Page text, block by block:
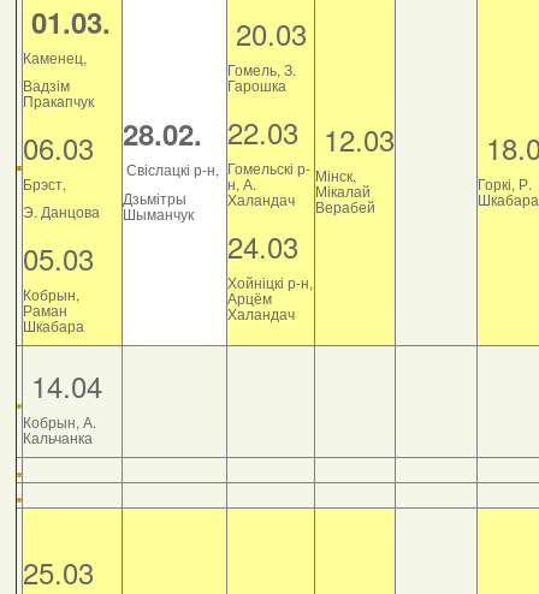
01.03.
Каменец,
Вадзім
Пракапчук
06.03
Брэст,
Э. Данцова
05.03
Кобрын,
Раман
Шкабара
28.02.
Свіслацкі р-н,
Дзьмітры
Шыманчук
20.03
Гомель, З.
Гарошка
22.03
Гомельскі р-
н, А.
Халандач
24.03
Хойніцкі р-н,
Арцём
Халандач
12.03
Мінск,
Мікалай
Верабей
Горкі, Р.
Шкабара
14.04
Кобрын, А.
Кальчанка
25.03